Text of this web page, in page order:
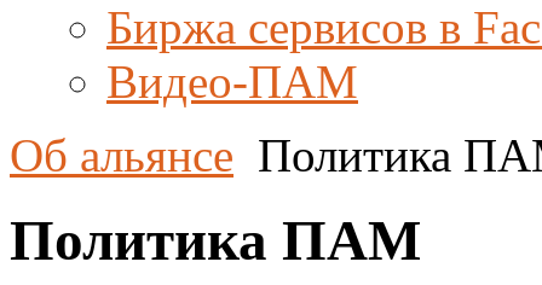
Биржа сервисов в
Видео-ПАМ
Об альянсе Политика
Политика ПАМ